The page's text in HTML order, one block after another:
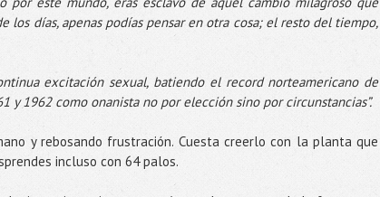
los días, apenas podías pensar en otra cosa; el resto del tiempo,
excitación sexual, batiendo el record norteamericano de
y 1962 como onanista no por elección sino por circunstancias”.
y rebosando frustración. Cuesta creerlo con la planta que
incluso con 64 palos.